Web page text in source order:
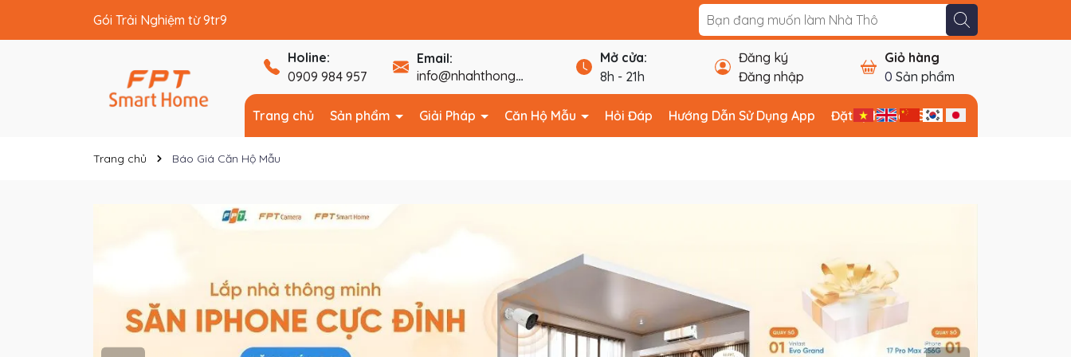
Gói Trải Nghiệm từ 9tr9
Gói Cơ Bản từ 40tr
Holine:
0909 984 957
Email:
info@nhahthongminhfpt.com
Mở cửa:
8h - 21h
Đăng ký
Đăng nhập
Giỏ hàng
0 Sản phẩm
Trang chủ Sản phẩm Giải Pháp Căn Hộ Mẫu Hỏi Đáp Hướng Dẫn Sử Dụng App Đặt Lịch Khảo Sát
Trang chủ Báo Giá Căn Hộ Mẫu